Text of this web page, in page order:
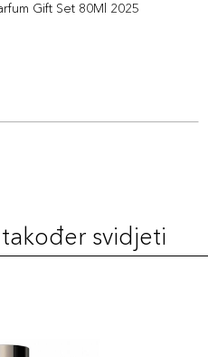
Gift Set 80Ml 2025
svidjeti